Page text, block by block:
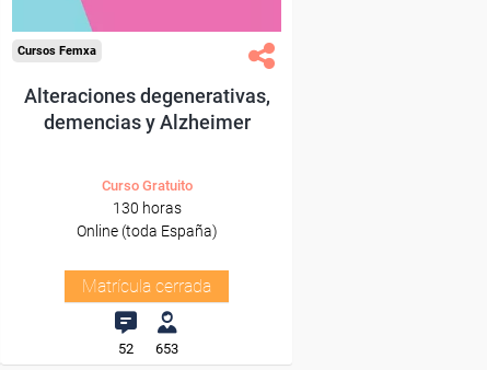
Cursos Femxa
Alteraciones degenerativas,
demencias y Alzheimer
Curso Gratuito
130 horas
Online (toda España)
Matrícula cerrada
52 653